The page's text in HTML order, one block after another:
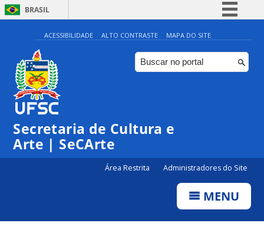
BRASIL
Simplifique!
Comunica BR
Participe
ACESSIBILIDADE ALTO CONTRASTE MAPA DO SITE
Secretaria de Cultura e
Arte | SeCArte
Área Restrita Administradores do Site
MENU